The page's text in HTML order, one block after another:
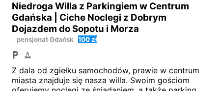
Niedroga Willa z Parkingiem w Centrum
Gdańska | Ciche Noclegi z Dobrym
Dojazdem do Sopotu i Morza
pensjonatGdańsk 100 zł
Z dala od zgiełku samochodów, prawie w centrum
miasta znajduje się nasza willa. Swoim gościom